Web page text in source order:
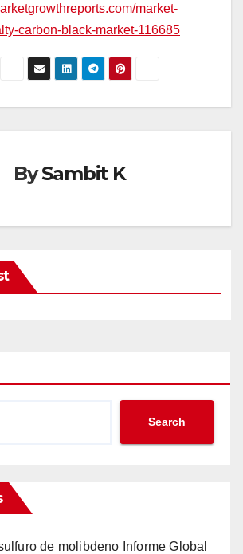
market-
carbon-black-market-116685
BySambit K
Search
de molibdeno Informe Global